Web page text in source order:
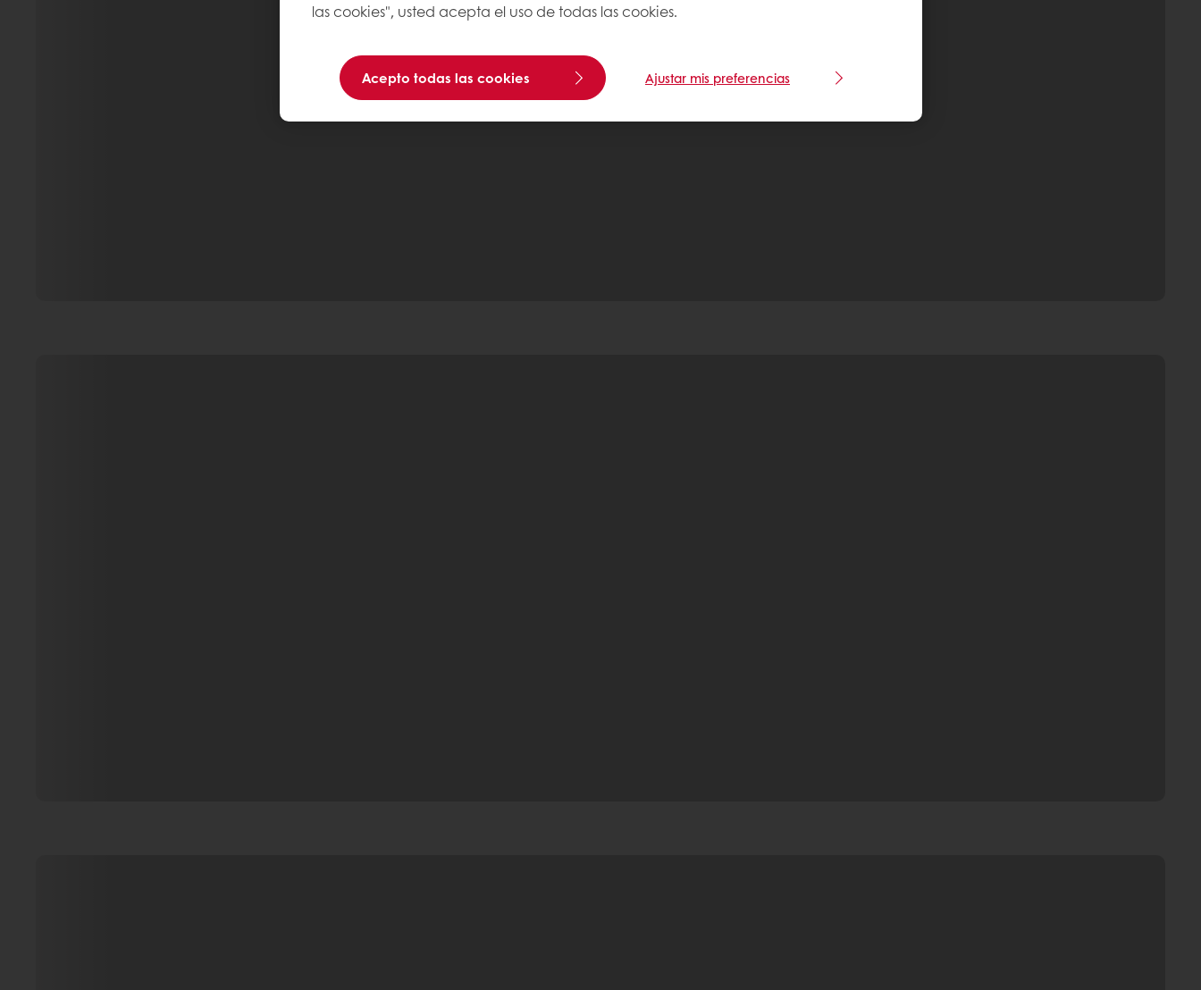
las cookies", usted acepta el uso de todas las cookies.
Acepto todas las cookies Ajustar mis preferencias